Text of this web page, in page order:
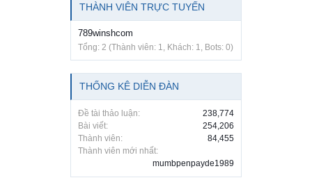
THÀNH VIÊN TRỰC TUYẾN
789winshcom
Tổng: 2 (Thành viên: 1, Khách: 1, Bots: 0)
THỐNG KÊ DIỄN ĐÀN
Đề tài thảo luận:
238,774
Bài viết:
254,206
Thành viên:
84,455
Thành viên mới nhất:
mumbpenpayde1989